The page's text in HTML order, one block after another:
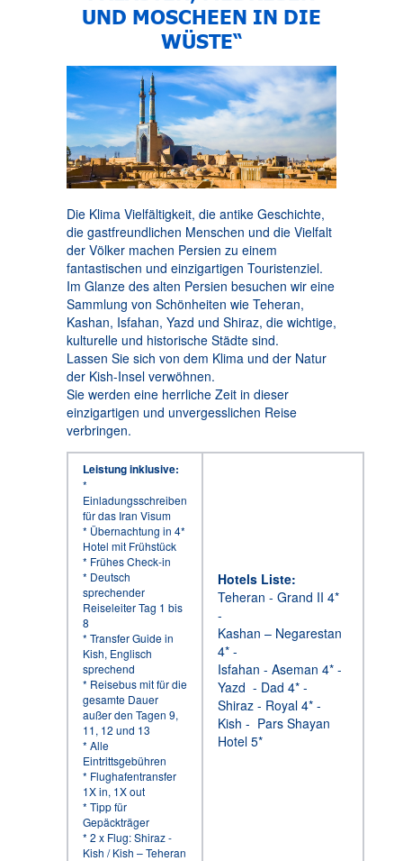
UND MOSCHEEN IN DIE
WÜSTE“
Die Klima Vielfältigkeit, die antike Geschichte,
die gastfreundlichen Menschen und die Vielfalt
der Völker machen Persien zu einem
fantastischen und einzigartigen Touristenziel.
Im Glanze des alten Persien besuchen wir eine
Sammlung von Schönheiten wie Teheran,
Kashan, Isfahan, Yazd und Shiraz, die wichtige,
kulturelle und historische Städte sind.
Lassen Sie sich von dem Klima und der Natur
der Kish-Insel verwöhnen.
Sie werden eine herrliche Zeit in dieser
einzigartigen und unvergesslichen Reise
verbringen.
Leistung inklusive:
*
Einladungsschreiben
für das Iran Visum
* Übernachtung in 4*
Hotel mit Frühstück
* Frühes Check-in
* Deutsch
sprechender
Reiseleiter Tag 1 bis
8
* Transfer Guide in
Kish, Englisch
sprechend
* Reisebus mit für die
gesamte Dauer
außer den Tagen 9,
11, 12 und 13
* Alle
Eintrittsgebühren
* Flughafentransfer
1X in, 1X out
* Tipp für
Gepäckträger
* 2 x Flug: Shiraz -
Kish / Kish – Teheran
Hotels Liste:
Teheran - Grand II 4*
-
Kashan – Negarestan
4* -
Isfahan - Aseman 4* -
Yazd - Dad 4* -
Shiraz - Royal 4* -
Kish - Pars Shayan
Hotel 5*